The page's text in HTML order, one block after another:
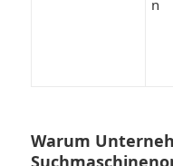
n
Warum